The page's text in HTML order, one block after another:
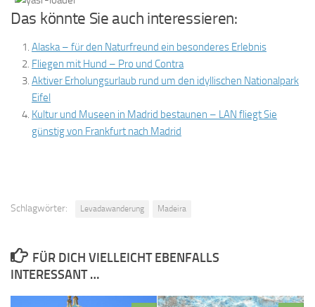
Das könnte Sie auch interessieren:
Alaska – für den Naturfreund ein besonderes Erlebnis
Fliegen mit Hund – Pro und Contra
Aktiver Erholungsurlaub rund um den idyllischen Nationalpark
Eifel
Kultur und Museen in Madrid bestaunen – LAN fliegt Sie
günstig von Frankfurt nach Madrid
Schlagwörter: Levadawanderung Madeira
FÜR DICH VIELLEICHT EBENFALLS
INTERESSANT …